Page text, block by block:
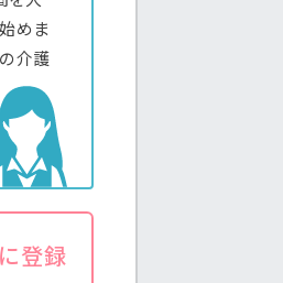
めま
介護
登録